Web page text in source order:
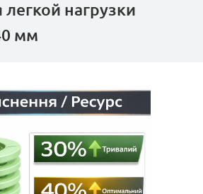
легкой нагрузки
мм